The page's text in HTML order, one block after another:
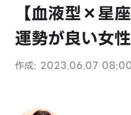
【血液型×星
運勢が良い女
作成: 2023.06.07 08:00